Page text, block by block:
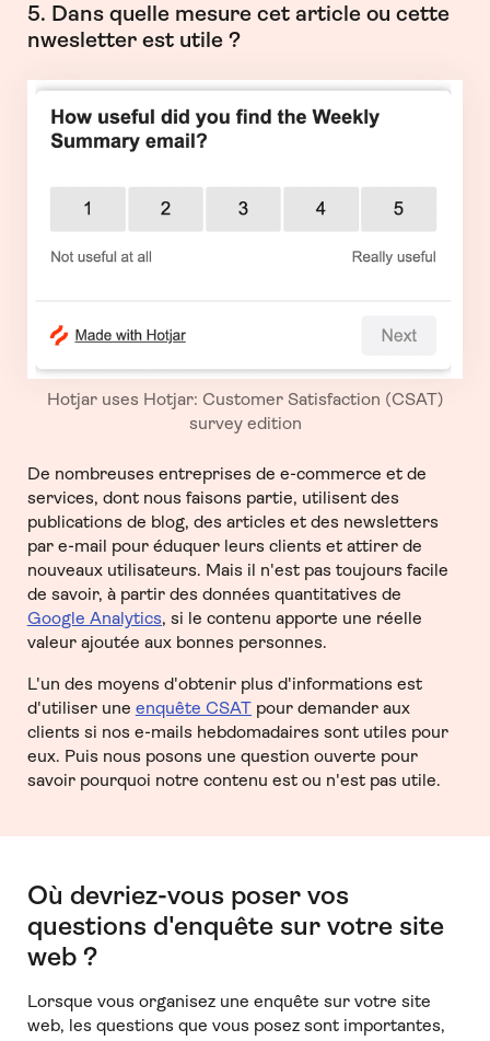
5. Dans quelle mesure cet article ou cette
nwesletter est utile ?
Hotjar uses Hotjar: Customer Satisfaction (CSAT)
survey edition
De nombreuses entreprises de e-commerce et de
services, dont nous faisons partie, utilisent des
publications de blog, des articles et des newsletters
par e-mail pour éduquer leurs clients et attirer de
nouveaux utilisateurs. Mais il n'est pas toujours facile
de savoir, à partir des données quantitatives de
Google Analytics, si le contenu apporte une réelle
valeur ajoutée aux bonnes personnes.
L'un des moyens d'obtenir plus d'informations est
d'utiliser une enquête CSATpour demander aux
clients si nos e-mails hebdomadaires sont utiles pour
eux. Puis nous posons une question ouverte pour
savoir pourquoi notre contenu est ou n'est pas utile.
Où devriez-vous poser vos
questions d'enquête sur votre site
web ?
Lorsque vous organisez une enquête sur votre site
web, les questions que vous posez sont importantes,